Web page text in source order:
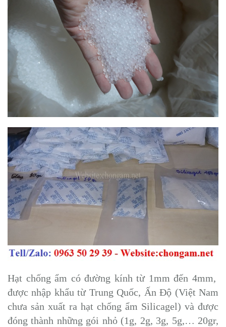
Hạt chống ẩm có đường kính từ 1mm đến 4mm,
được nhập khẩu từ Trung Quốc, Ấn Độ (Việt Nam
chưa sản xuất ra hạt chống ẩm Silicagel) và được
đóng thành những gói nhỏ (1g, 2g, 3g, 5g,… 20gr,